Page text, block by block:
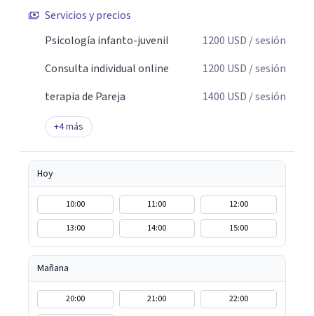
Servicios y precios
Psicología infanto-juvenil
1200 USD / sesión
Consulta individual online
1200 USD / sesión
terapia de Pareja
1400 USD / sesión
+4más
Hoy
10:00 11:00
12:00
13:00
14:00 15:00
Mañana
20:00 21:00
22:00